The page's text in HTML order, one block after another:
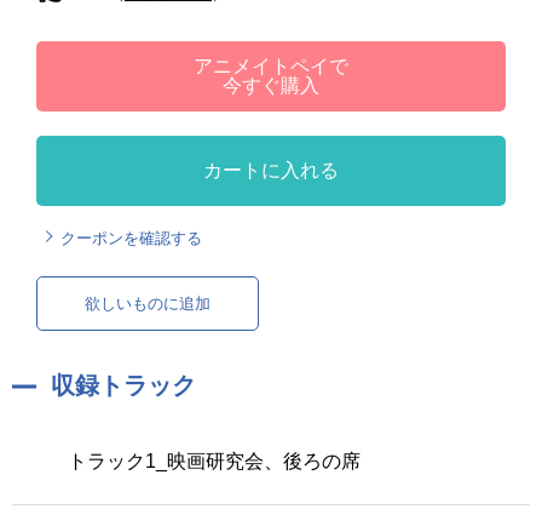
アニメイトペイで
今すぐ購入
カートに入れる
クーポンを確認する
欲しいものに追加
収録トラック
トラック1_映画研究会、後ろの席